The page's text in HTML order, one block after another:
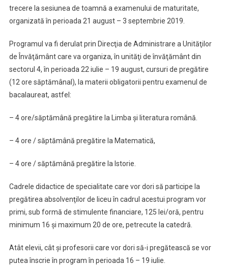
trecere la sesiunea de toamnă a examenului de maturitate,
organizată în perioada 21 august – 3 septembrie 2019.
Programul va fi derulat prin Direcţia de Administrare a Unităţilor
de Învăţământ care va organiza, în unităţi de învăţământ din
sectorul 4, în perioada 22 iulie – 19 august, cursuri de pregătire
(12 ore săptămânal), la materii obligatorii pentru examenul de
bacalaureat, astfel:
– 4 ore/săptămână pregătire la Limba şi literatura română.
– 4 ore / săptămână pregătire la Matematică,
– 4 ore / săptămână pregătire la Istorie.
Cadrele didactice de specialitate care vor dori să participe la
pregătirea absolvenţilor de liceu în cadrul acestui program vor
primi, sub formă de stimulente financiare, 125 lei/oră, pentru
minimum 16 şi maximum 20 de ore, petrecute la catedră.
Atât elevii, cât şi profesorii care vor dori să-i pregătească se vor
putea înscrie în program în perioada 16 – 19 iulie.